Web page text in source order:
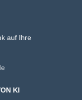
auf Ihre
KI